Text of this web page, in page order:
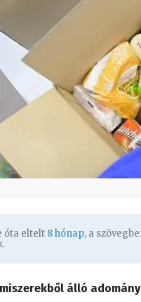
óta eltelt 8 hónap, a
álló